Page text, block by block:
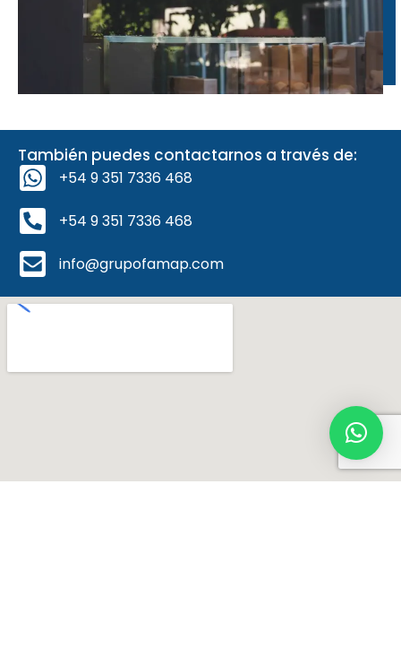
También puedes contactarnos a través de:
+54 9 351 7336 468
+54 9 351 7336 468
info@grupofamap.com